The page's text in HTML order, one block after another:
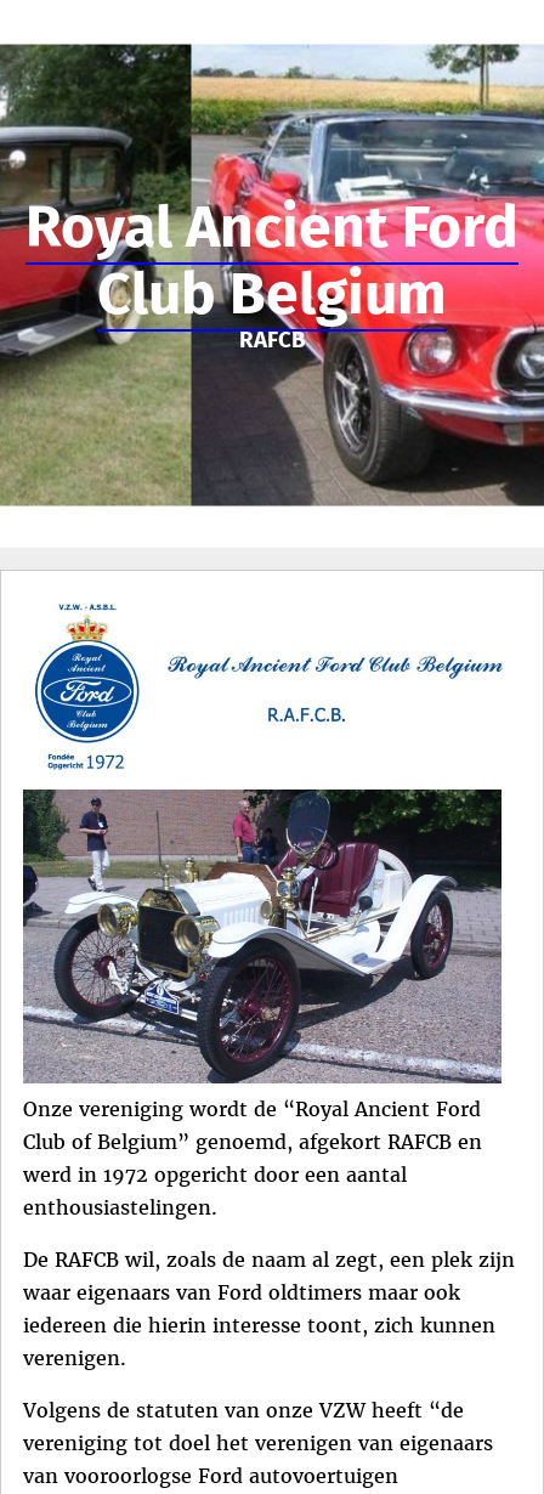
Royal Ancient Ford
Club Belgium
RAFCB
Onze vereniging wordt de “Royal Ancient Ford
Club of Belgium” genoemd, afgekort RAFCB en
werd in 1972 opgericht door een aantal
enthousiastelingen.
De RAFCB wil, zoals de naam al zegt, een plek zijn
waar eigenaars van Ford oldtimers maar ook
iedereen die hierin interesse toont, zich kunnen
verenigen.
Volgens de statuten van onze VZW heeft “de
vereniging tot doel het verenigen van eigenaars
van vooroorlogse Ford autovoertuigen